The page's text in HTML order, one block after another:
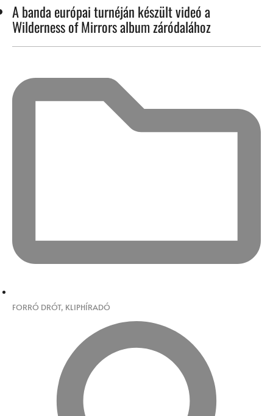
A banda európai turnéján készült videó a
Wilderness of Mirrors album záródalához
FORRÓ DRÓT, KLIPHÍRADÓ